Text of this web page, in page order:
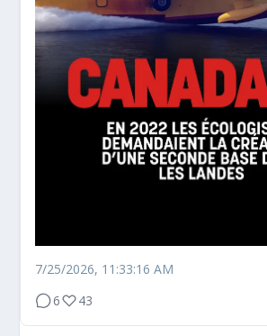
7/25/2026, 11:33:16 AM
6
43